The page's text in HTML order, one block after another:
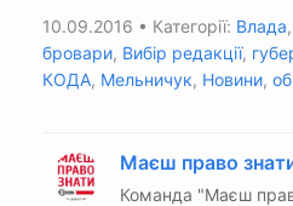
10.09.2016 • Категорії: Влада,
бровари, Вибір редакції,
КОДА, Мельничук, Новини,
Маєш право
Команда "Маєш